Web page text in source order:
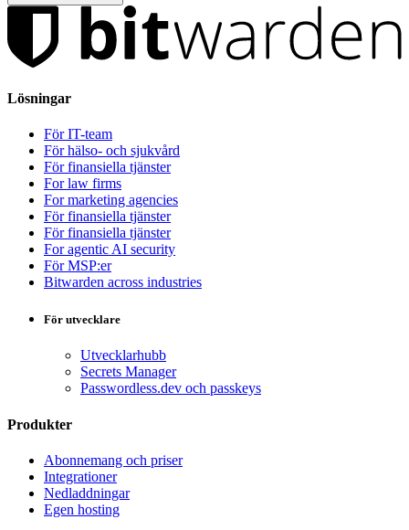
Lösningar
För IT-team
För hälso- och sjukvård
För finansiella tjänster
For law firms
For marketing agencies
För finansiella tjänster
För finansiella tjänster
For agentic AI security
För MSP:er
Bitwarden across industries
För utvecklare
Utvecklarhubb
Secrets Manager
Passwordless.dev och passkeys
Produkter
Abonnemang och priser
Integrationer
Nedladdningar
Egen hosting